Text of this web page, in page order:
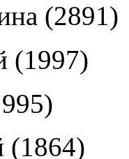
(2891)
(1997)
(1864)